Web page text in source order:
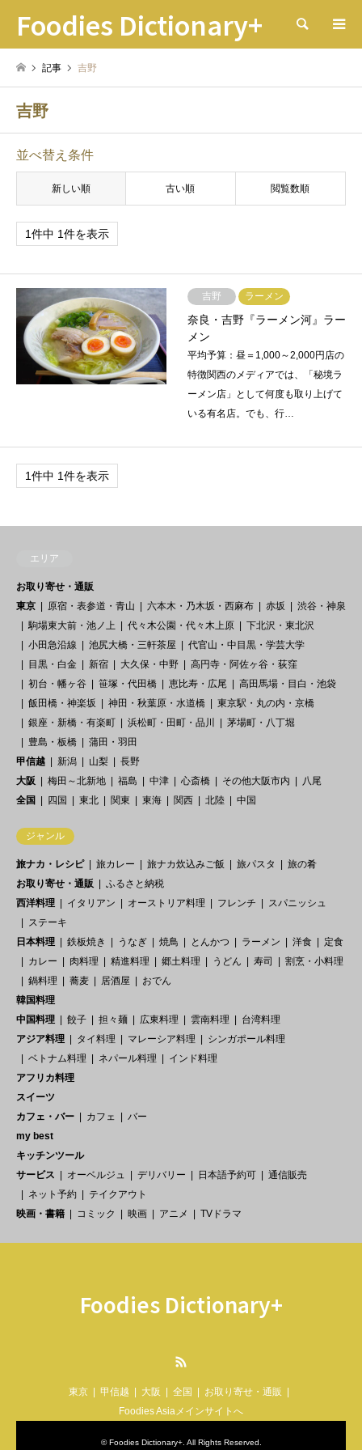
Foodies Dictionary+ 検索
記事 吉野
吉野
並べ替え条件
新しい順 古い順 閲覧数順
1件中 1件を表示
吉野 ラーメン
奈良・吉野『ラーメン河』ラー
メン
平均予算：昼＝1,000～2,000円店の
特徴関西のメディアでは、「秘境ラ
ーメン店」として何度も取り上げて
いる有名店。でも、行…
1件中 1件を表示
エリア
お取り寄せ・通販
東京
原宿・表参道・青山 六本木・乃木坂・西麻布 赤坂
渋谷・神泉
駒場東大前・池ノ上
代々木公園・代々木上原
下北沢・東北沢
小田急沿線
池尻大橋・三軒茶屋
代官山・中目黒・学芸大学
目黒・白金
新宿 大久保・中野
高円寺・阿佐ヶ谷・荻窪
初台・幡ヶ谷
笹塚・代田橋 恵比寿・広尾
高田馬場・目白・池袋
飯田橋・神楽坂
神田・秋葉原・水道橋
東京駅・丸の内・京橋
銀座・新橋・有楽町
浜松町・田町・品川
茅場町・八丁堀
豊島・板橋
蒲田・羽田
甲信越
新潟 山梨
長野
大阪
梅田～北新地 福島 中津 心斎橋 その他大阪市内
八尾
全国
四国 東北 関東 東海 関西 北陸 中国
ジャンル
旅ナカ・レシピ 旅カレー 旅ナカ炊込みご飯 旅パスタ
旅の肴
お取り寄せ・通販
ふるさと納税
西洋料理
イタリアン オーストリア料理 フレンチ
スパニッシュ
ステーキ
日本料理
鉄板焼き うなぎ 焼鳥 とんかつ ラーメン 洋食
定食
カレー
肉料理 精進料理 郷土料理 うどん 寿司
割烹・小料理
鍋料理
蕎麦 居酒屋
おでん
韓国料理
中国料理
餃子 担々麺 広東料理 雲南料理
台湾料理
アジア料理
タイ料理 マレーシア料理
シンガポール料理
ベトナム料理
ネパール料理
インド料理
アフリカ料理
スイーツ
カフェ・バー
カフェ
バー
my best
キッチンツール
サービス
オーベルジュ デリバリー 日本語予約可
通信販売
ネット予約
テイクアウト
映画・書籍
コミック 映画 アニメ TVドラマ
Foodies Dictionary+
東京 甲信越 大阪 全国
お取り寄せ・通販
Foodies Asiaメインサイトへ
©Foodies Dictionary+. All Rights Reserved.